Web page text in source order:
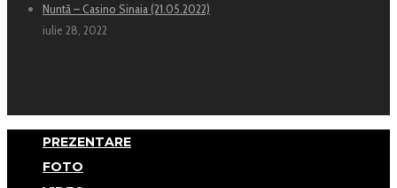
Nuntă – Casino Sinaia (21.05.2022)
iulie 28, 2022
PREZENTARE
FOTO